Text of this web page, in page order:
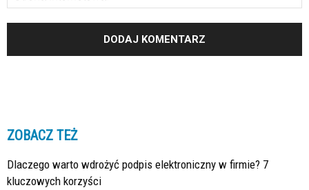
ZOBACZ TEŻ
Dlaczego warto wdrożyć podpis elektroniczny w firmie? 7
kluczowych korzyści